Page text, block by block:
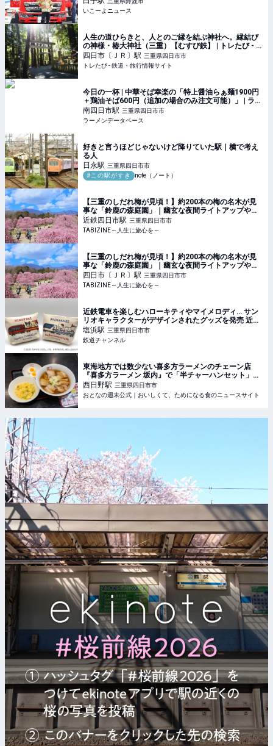
いこーよニュース
人生の道ひらきと、人とのご縁を結ぶ神社へ。縁結び
の神様・椿大神社（三重）【むすび鉄】 | トレたび - 鉄
道・旅行情報サイト
四日市〔ＪＲ〕駅 三重県四日市市
トレたび - 鉄道・旅行情報サイト
今日の一杯 | 中華そば幸楽の「特上醤油らぁ麺1900円
＋鶏油そば600円（追加の場合のみ注文可能）」 | ラー
メンデータベース
南四日市駅 三重県四日市市
ラーメンデータベース
好きと言うほどじゃないけど降りていた駅｜横で考え
る人
日永駅 三重県四日市市
#この駅がすき
note（ノート）
【三重のしだれ梅が見頃！】約200本の梅の名木が見
事な「鈴鹿の森庭園」｜幽玄な夜間ライトアップや幻
想的なミストも | TABIZINE～人生に旅心を～
近鉄四日市駅 三重県四日市市
TABIZINE～人生に旅心を～
【三重のしだれ梅が見頃！】約200本の梅の名木が見
事な「鈴鹿の森庭園」｜幽玄な夜間ライトアップや幻
想的なミストも | TABIZINE～人生に旅心を～
四日市〔ＪＲ〕駅 三重県四日市市
TABIZINE～人生に旅心を～
近鉄電車を楽しむハローキティやマイメロディ… サン
リオキャラクターがデザインされたグッズを発売 近鉄
車両エンジニアリング | 鉄道ニュース | 鉄道チャンネル
塩浜駅 三重県四日市市
鉄道チャンネル
東海地方では数少ない喜多方ラーメンのチェーン店
『喜多方ラーメン 坂内』で「半チャーハンセット」を
食らう！ - おとなの週末公式｜おいしくて、ためにな
る食のニュースサイト
西日野駅 三重県四日市市
おとなの週末公式｜おいしくて、ためになる食のニュースサイト